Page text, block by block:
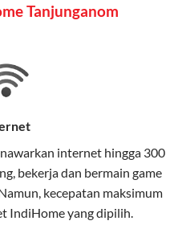
pilihan paket IndiHome
juga mencakup TV
) dan telepon rumah dalam
Tanjunganom
internethingga 300
bekerja dan bermain game
kecepatan maksimum
IndiHome yang dipilih.